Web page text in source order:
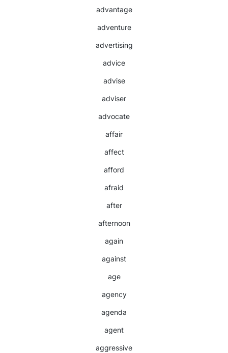
advantage
adventure
advertising
advice
advise
adviser
advocate
affair
affect
afford
afraid
after
afternoon
again
against
age
agency
agenda
agent
aggressive